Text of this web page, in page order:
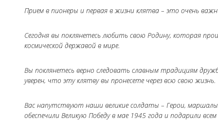
Прием в пионеры и первая в жизни клятва – это очень
Сегодня вы поклянетесь любить свою Родину, которая
космической державой в мире.
Вы поклянетесь верно следовать славным традициям
уверен, что эту клятву вы пронесете через всю свою жизнь.
Вас напутствуют наши великие солдаты – Герои, маршалы
обеспечили Великую Победу в мае 1945 года и подарили